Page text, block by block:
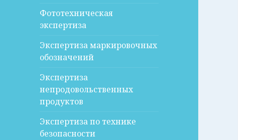
Фототехническая
экспертиза
Экспертиза маркировочных
обозначений
Экспертиза
непродовольственных
продуктов
Экспертиза по технике
безопасности